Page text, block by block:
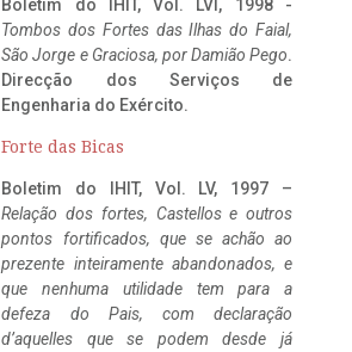
Boletim do IHIT, Vol. LVI, 1998 -
Tombos dos Fortes das Ilhas do Faial,
São Jorge e Graciosa, por Damião Pego.
Direcção dos Serviços de
Engenharia do Exército.
Forte das Bicas
Boletim do IHIT, Vol. LV, 1997 –
Relação dos fortes, Castellos e outros
pontos fortificados, que se achão ao
prezente inteiramente abandonados, e
que nenhuma utilidade tem para a
defeza do Pais, com declaração
d’aquelles que se podem desde já